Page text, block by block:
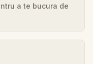
a te bucura de